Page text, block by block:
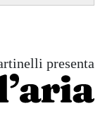
presenta